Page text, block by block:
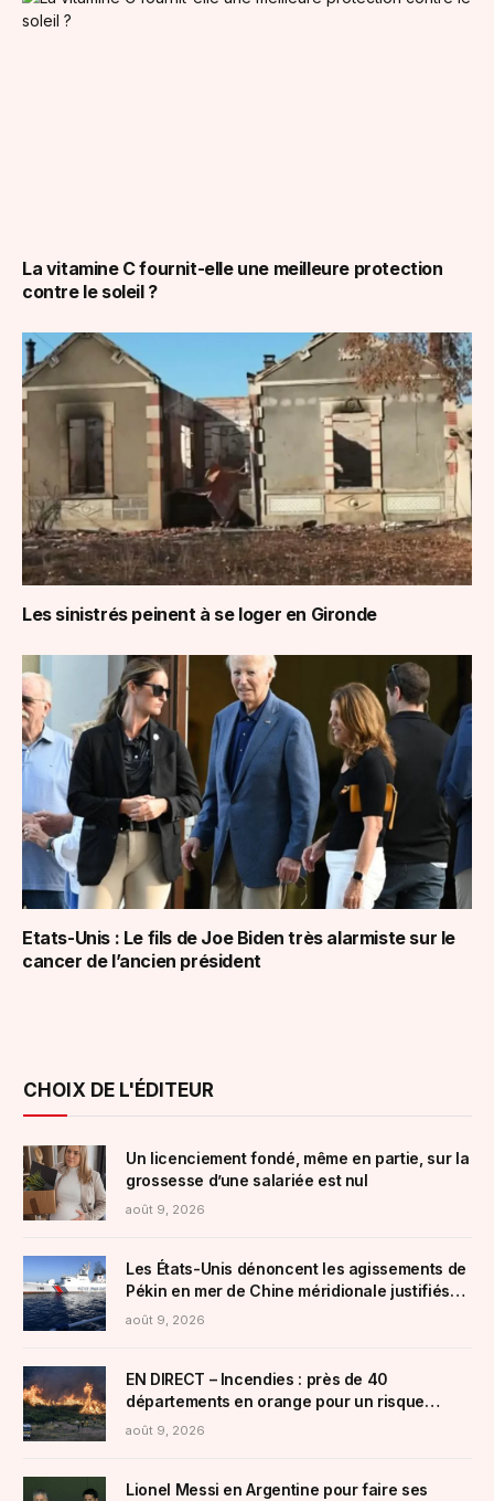
La vitamine C fournit-elle une meilleure protection
contre le soleil ?
Les sinistrés peinent à se loger en Gironde
Etats-Unis : Le fils de Joe Biden très alarmiste sur le
cancer de l’ancien président
CHOIX DE L'ÉDITEUR
Un licenciement fondé, même en partie, sur la
grossesse d’une salariée est nul
août 9, 2026
Les États-Unis dénoncent les agissements de
Pékin en mer de Chine méridionale justifiés
par des prétextes environnementaux
août 9, 2026
EN DIRECT – Incendies : près de 40
départements en orange pour un risque
« élevé »
août 9, 2026
Lionel Messi en Argentine pour faire ses